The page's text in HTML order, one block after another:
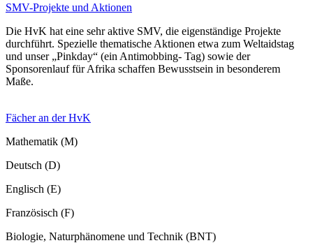
SMV-Projekte und Aktionen
Die HvK hat eine sehr aktive SMV, die eigenständige Projekte
durchführt. Spezielle thematische Aktionen etwa zum Weltaidstag
und unser „Pinkday“ (ein Antimobbing- Tag) sowie der
Sponsorenlauf für Afrika schaffen Bewusstsein in besonderem
Maße.
Fächer an der HvK
Mathematik (M)
Deutsch (D)
Englisch (E)
Französisch (F)
Biologie, Naturphänomene und Technik (BNT)